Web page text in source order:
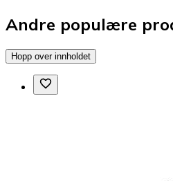
Andre populære
Hopp over innholdet